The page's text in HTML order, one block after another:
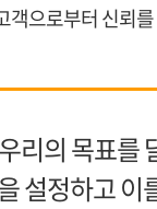
으로부터 신뢰
리의 목표를
설정하고 이